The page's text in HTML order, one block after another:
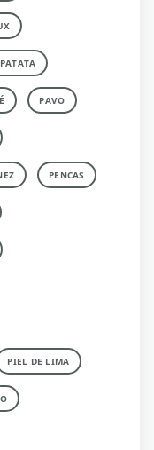
PATATA
PAVO
PENCAS
PIEL DE LIMA